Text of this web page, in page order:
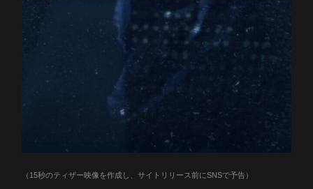
（15秒のティザー映像を作成し、サイトリリース前にSNSで予告）